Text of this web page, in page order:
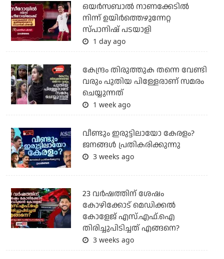
ഒയര്‍സബാൽ നാണക്കേടിൽ
നിന്ന് ഉയിർത്തെഴുന്നേറ്റ
സ്പാനിഷ് പടയാളി
1 day ago
കേന്ദ്രം തിരുത്തുക തന്നെ വേണ്ടി
വരും പുതിയ പിള്ളേരാണ് സമരം
ചെയ്യുന്നത്
1 week ago
വീണ്ടും ഇരുട്ടിലായോ കേരളം?
ജനങ്ങൾ പ്രതികരിക്കുന്നു
3 weeks ago
23 വർഷത്തിന് ശേഷം
കോഴിക്കോട് മെഡിക്കൽ
കോളേജ് എസ്.എഫ്.ഐ
തിരിച്ചുപിടിച്ചത് എങ്ങനെ?
3 weeks ago